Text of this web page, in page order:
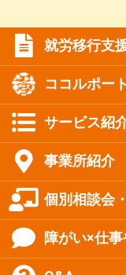
就労移行支
ココルポー
サービス紹
事業所紹介
個別相談会
障がい×仕